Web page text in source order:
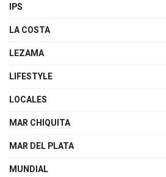
IPS
LA COSTA
LEZAMA
LIFESTYLE
LOCALES
MAR CHIQUITA
MAR DEL PLATA
MUNDIAL